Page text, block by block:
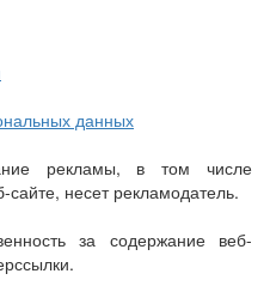
данных
рекламы, в том числе
несет рекламодатель.
за содержание веб-